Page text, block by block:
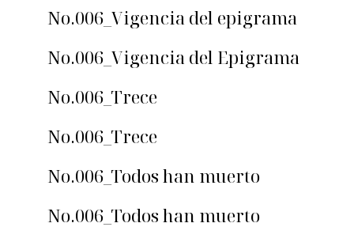
No.006_Vigencia del epigrama
No.006_Vigencia del Epigrama
No.006_Trece
No.006_Trece
No.006_Todos han muerto
No.006_Todos han muerto